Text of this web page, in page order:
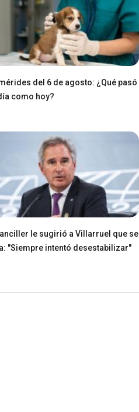
del 6 de agosto: ¿Qué pasó
como hoy?
le sugirió a Villarruel que se
"Siempre intentó desestabilizar"